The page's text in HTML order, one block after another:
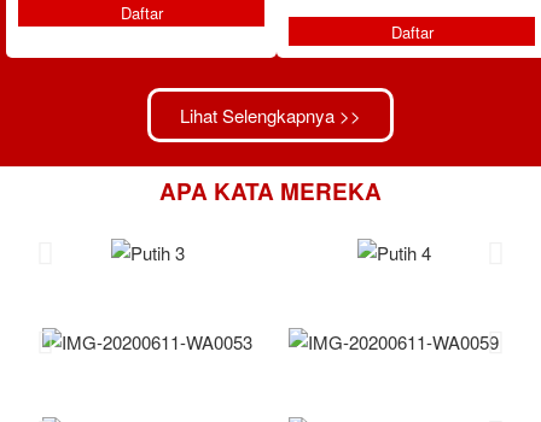
Daftar
Daftar
Lihat Selengkapnya >>
APA KATA MEREKA